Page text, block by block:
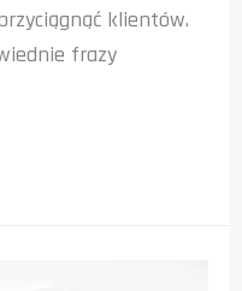
klientów.
frazy